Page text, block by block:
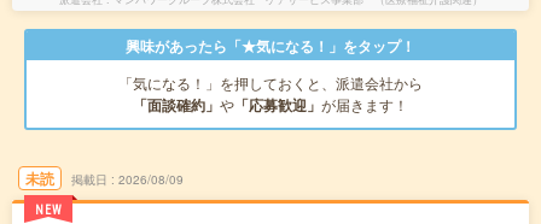
興味があったら「★気になる！」をタップ！
「気になる！」を押しておくと、派遣会社から
「面談確約」 や 「応募歓迎」 が届きます！
未読
NEW
掲載日 2026/08/09